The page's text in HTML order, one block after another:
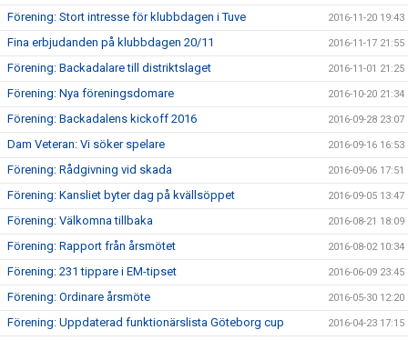
Förening: Stort intresse för klubbdagen i Tuve 2016-11-20 19:43
Fina erbjudanden på klubbdagen 20/11 2016-11-17 21:55
Förening: Backadalare till distriktslaget 2016-11-01 21:25
Förening: Nya föreningsdomare 2016-10-20 21:34
Förening: Backadalens kickoff 2016 2016-09-28 23:07
Dam Veteran: Vi söker spelare 2016-09-16 16:53
Förening: Rådgivning vid skada 2016-09-06 17:51
Förening: Kansliet byter dag på kvällsöppet 2016-09-05 13:47
Förening: Välkomna tillbaka 2016-08-21 18:09
Förening: Rapport från årsmötet 2016-08-02 10:34
Förening: 231 tippare i EM-tipset 2016-06-09 23:45
Förening: Ordinare årsmöte 2016-05-30 12:20
Förening: Uppdaterad funktionärslista Göteborg cup 2016-04-23 17:15